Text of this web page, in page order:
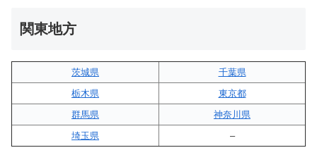
関東地方
茨城県
千葉県
栃木県
東京都
群馬県
神奈川県
埼玉県
–